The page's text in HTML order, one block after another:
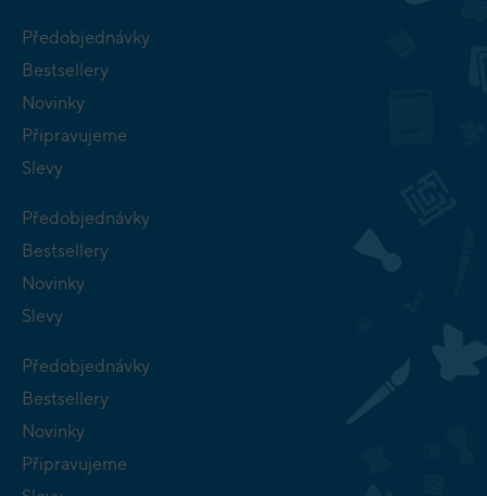
Předobjednávky
Bestsellery
Novinky
Připravujeme
Slevy
Předobjednávky
Bestsellery
Novinky
Slevy
Předobjednávky
Bestsellery
Novinky
Připravujeme